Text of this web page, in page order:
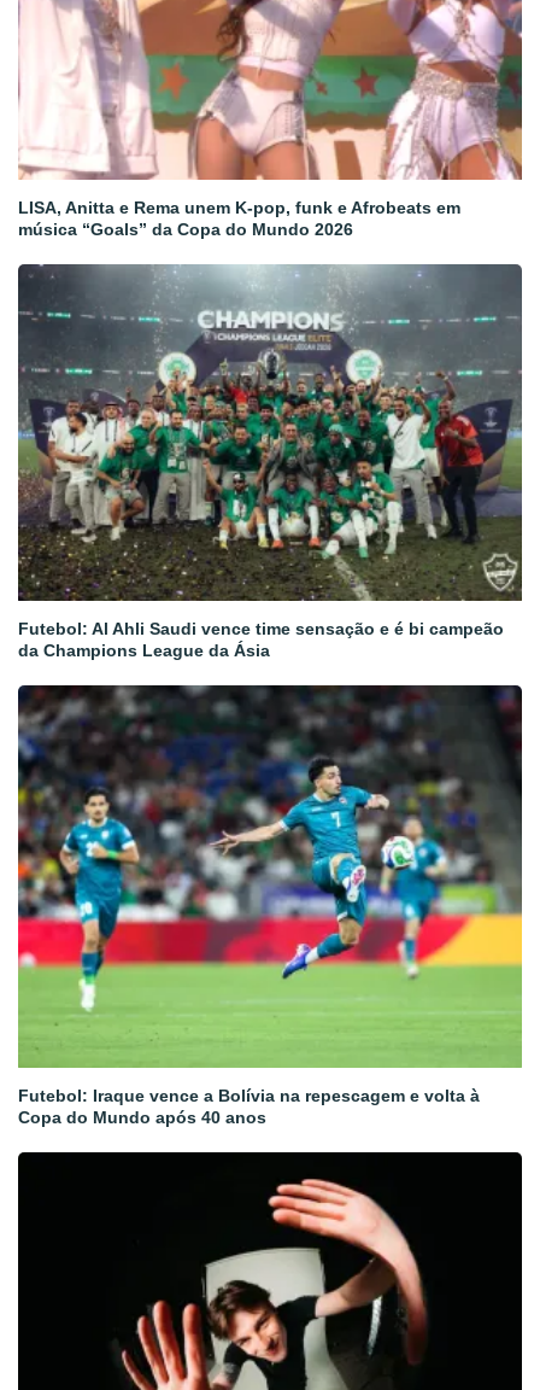
LISA, Anitta e Rema unem K-pop, funk e Afrobeats em
música “Goals” da Copa do Mundo 2026
Futebol: Al Ahli Saudi vence time sensação e é bi campeão
da Champions League da Ásia
Futebol: Iraque vence a Bolívia na repescagem e volta à
Copa do Mundo após 40 anos